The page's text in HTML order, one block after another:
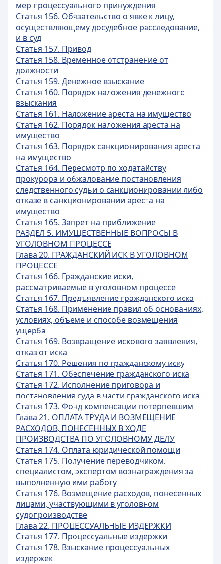
мер процессуального принуждения
Статья 156. Обязательство о явке к лицу,
осуществляющему досудебное расследование,
и в суд
Статья 157. Привод
Статья 158. Временное отстранение от
должности
Статья 159. Денежное взыскание
Статья 160. Порядок наложения денежного
взыскания
Статья 161. Наложение ареста на имущество
Статья 162. Порядок наложения ареста на
имущество
Статья 163. Порядок санкционирования ареста
на имущество
Статья 164. Пересмотр по ходатайству
прокурора и обжалование постановления
следственного судьи о санкционировании либо
отказе в санкционировании ареста на
имущество
Статья 165. Запрет на приближение
РАЗДЕЛ 5. ИМУЩЕСТВЕННЫЕ ВОПРОСЫ В
УГОЛОВНОМ ПРОЦЕССЕ
Глава 20. ГРАЖДАНСКИЙ ИСК В УГОЛОВНОМ
ПРОЦЕССЕ
Статья 166. Гражданские иски,
рассматриваемые в уголовном процессе
Статья 167. Предъявление гражданского иска
Статья 168. Применение правил об основаниях,
условиях, объеме и способе возмещения
ущерба
Статья 169. Возвращение искового заявления,
отказ от иска
Статья 170. Решения по гражданскому иску
Статья 171. Обеспечение гражданского иска
Статья 172. Исполнение приговора и
постановления суда в части гражданского иска
Статья 173. Фонд компенсации потерпевшим
Глава 21. ОПЛАТА ТРУДА И ВОЗМЕЩЕНИЕ
РАСХОДОВ, ПОНЕСЕННЫХ В ХОДЕ
ПРОИЗВОДСТВА ПО УГОЛОВНОМУ ДЕЛУ
Статья 174. Оплата юридической помощи
Статья 175. Получение переводчиком,
специалистом, экспертом вознаграждения за
выполненную ими работу
Статья 176. Возмещение расходов, понесенных
лицами, участвующими в уголовном
судопроизводстве
Глава 22. ПРОЦЕССУАЛЬНЫЕ ИЗДЕРЖКИ
Статья 177. Процессуальные издержки
Статья 178. Взыскание процессуальных
издержек